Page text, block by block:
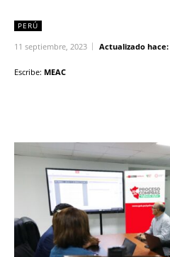
PERÚ
11 septiembre, 2023 Actualizado hace:
Escribe: MEAC